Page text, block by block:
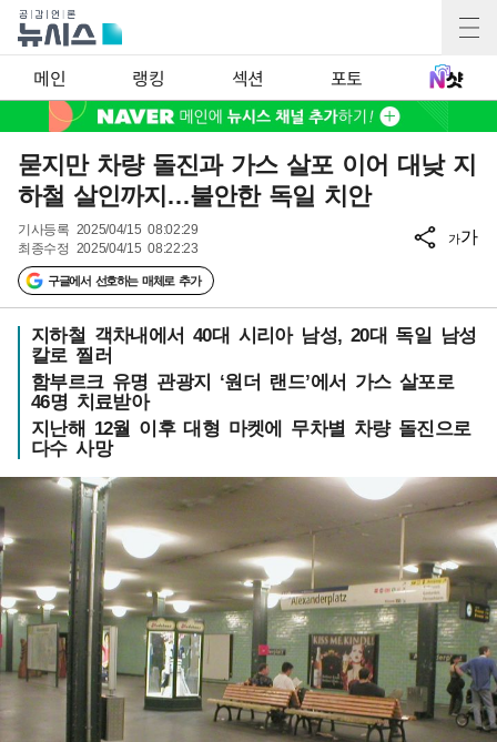
메인 랭킹 섹션 포토
묻지만 차량 돌진과 가스 살포 이어 대낮 지
하철 살인까지…불안한 독일 치안
기사등록 2025/04/15 08:02:29
최종수정 2025/04/15 08:22:23
구글에서 선호하는 매체로 추가
가가
지하철 객차내에서 40대 시리아 남성, 20대 독일 남성
칼로 찔러
함부르크 유명 관광지 ‘원더 랜드’에서 가스 살포로
46명 치료받아
지난해 12월 이후 대형 마켓에 무차별 차량 돌진으로
다수 사망